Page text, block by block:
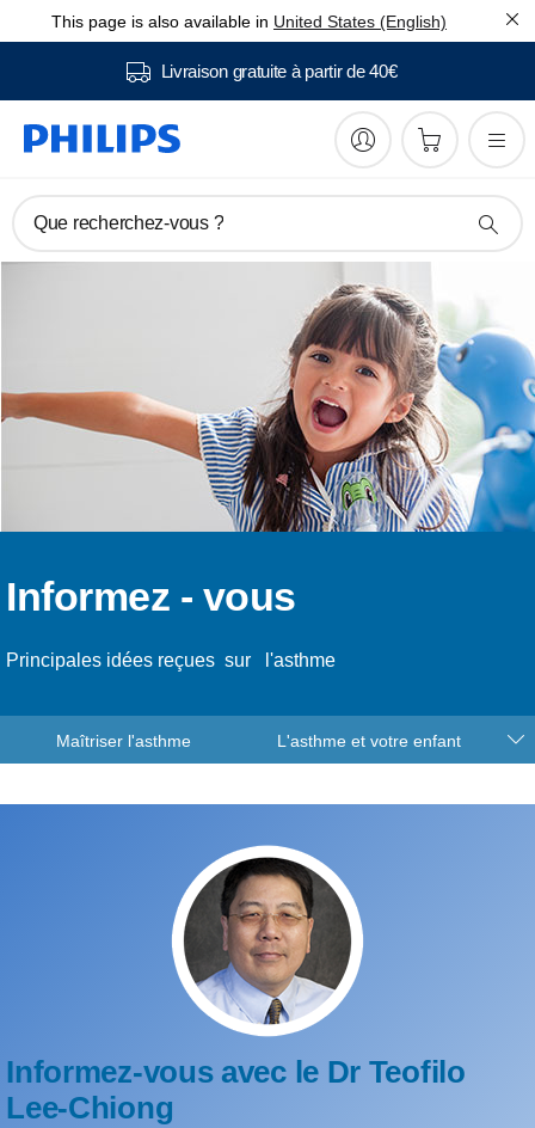
This page is also available in United States (English)
Livraison gratuite à partir de 40€
Que recherchez-vous ?
Informez - vous
Principales idées reçuessur l'asthme
Maîtriser l'asthme L'asthme et votre enfant
Informez-vous avec le Dr Teofilo
Lee-Chiong